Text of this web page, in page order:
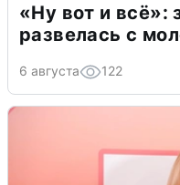
«Ну вот и всё»:
развелась с
6 августа 122